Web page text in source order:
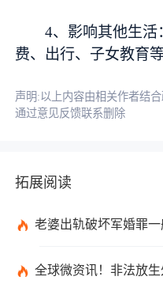
4、影响其他生活
费、出行、子女教育等
声明:以上内容由相关作者结
通过意见反馈联系删除
拓展阅读
老婆出轨破坏军婚罪一般判
全球微资讯！非法放生外来物种怎